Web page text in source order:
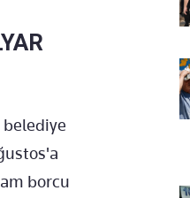
belediye
borcu